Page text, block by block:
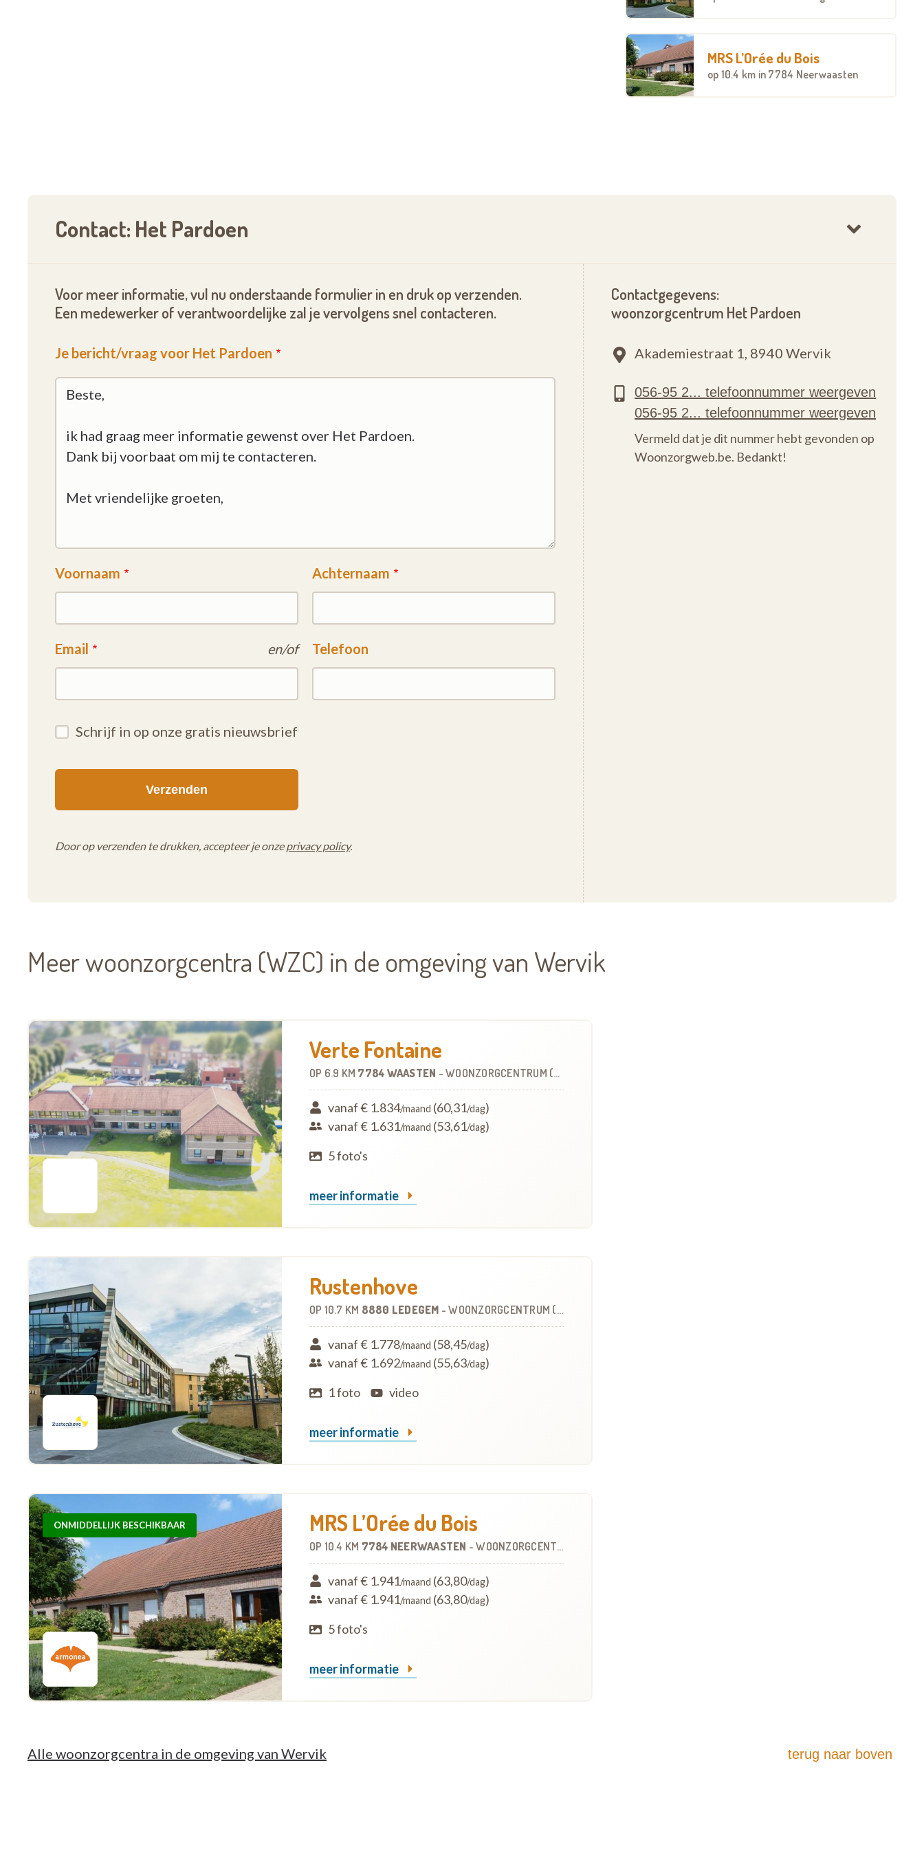
MRS L’Orée du Bois
op 10.4 km in 7784 Neerwaasten
Contact: Het Pardoen
Voor meer informatie, vul nu onderstaande formulier in en druk op verzenden.
Een medewerker of verantwoordelijke zal je vervolgens snel contacteren.
Je bericht/vraag voor Het Pardoen
Voornaam Achternaam
Email en/of Telefoon
Schrijf in op onze gratis nieuwsbrief
Door op verzenden te drukken, accepteer je onzeprivacy policy.
Contactgegevens:
woonzorgcentrum Het Pardoen
Akademiestraat 1, 8940 Wervik
Vermeld dat je dit nummer hebt gevonden op
Woonzorgweb.be. Bedankt!
Meer woonzorgcentra (WZC) in de omgeving van Wervik
Verte Fontaine
OP 6.9 KM 7784 WAASTEN -WOONZORGCENTRUM (WZC)
vanaf € 1.834/maand (60,31/dag)
vanaf € 1.631/maand (53,61/dag)
5 foto's
meer informatie
Rustenhove
OP 10.7 KM 8880 LEDEGEM -WOONZORGCENTRUM (WZC)
vanaf € 1.778/maand (58,45/dag)
vanaf € 1.692/maand (55,63/dag)
1 foto
video
meer informatie
ONMIDDELLIJK BESCHIKBAAR MRS L’Orée du Bois
OP 10.4 KM 7784 NEERWAASTEN -WOONZORGCENTRUM (WZC)
vanaf € 1.941/maand (63,80/dag)
vanaf € 1.941/maand (63,80/dag)
5 foto's
meer informatie
Alle woonzorgcentra in de omgeving van Wervik terug naar boven